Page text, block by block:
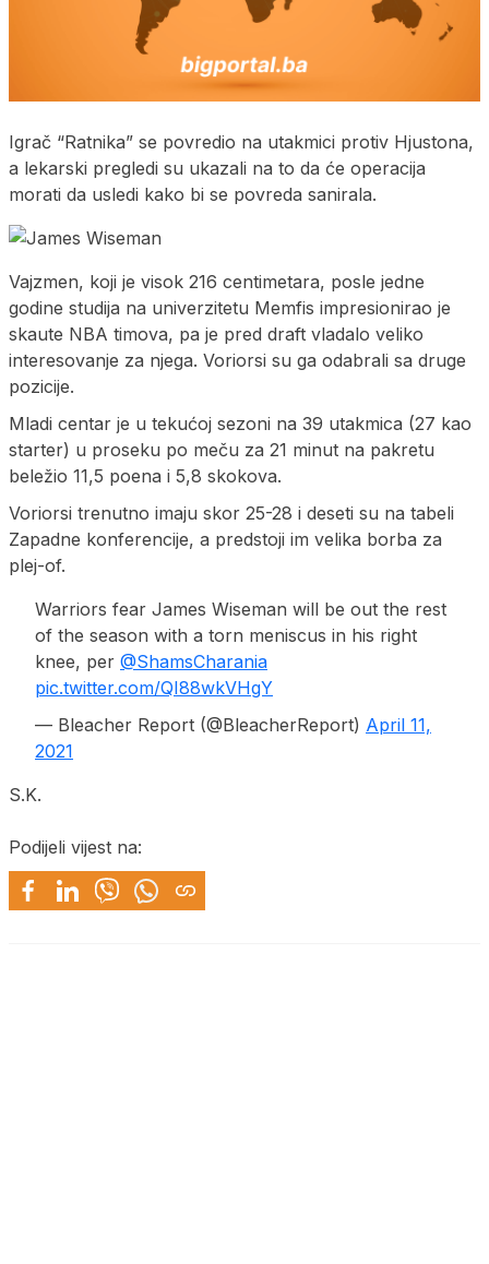
Igrač “Ratnika” se povredio na utakmici protiv Hjustona,
a lekarski pregledi su ukazali na to da će operacija
morati da usledi kako bi se povreda sanirala.
Vajzmen, koji je visok 216 centimetara, posle jedne
godine studija na univerzitetu Memfis impresionirao je
skaute NBA timova, pa je pred draft vladalo veliko
interesovanje za njega. Voriorsi su ga odabrali sa druge
pozicije.
Mladi centar je u tekućoj sezoni na 39 utakmica (27 kao
starter) u proseku po meču za 21 minut na pakretu
beležio 11,5 poena i 5,8 skokova.
Voriorsi trenutno imaju skor 25-28 i deseti su na tabeli
Zapadne konferencije, a predstoji im velika borba za
plej-of.
Warriors fear James Wiseman will be out the rest
of the season with a torn meniscus in his right
knee, per @ShamsCharania
pic.twitter.com/QI88wkVHgY
— Bleacher Report (@BleacherReport) April 11,
2021
S.K.
Podijeli vijest na: